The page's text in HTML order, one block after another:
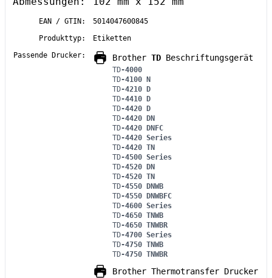
EAN / GTIN:
5014047600845
Produkttyp:
Etiketten
Passende Drucker:
Brother TD Beschriftungsgerät
TD-4000
TD-4100 N
TD-4210 D
TD-4410 D
TD-4420 D
TD-4420 DN
TD-4420 DNFC
TD-4420 Series
TD-4420 TN
TD-4500 Series
TD-4520 DN
TD-4520 TN
TD-4550 DNWB
TD-4550 DNWBFC
TD-4600 Series
TD-4650 TNWB
TD-4650 TNWBR
TD-4700 Series
TD-4750 TNWB
TD-4750 TNWBR
Brother Thermotransfer Drucker